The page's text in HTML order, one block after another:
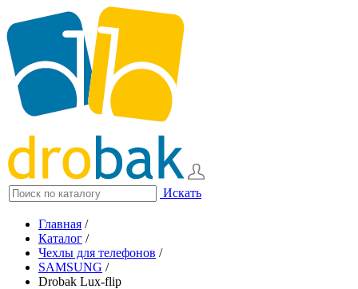
Искать
Главная /
Каталог /
Чехлы для телефонов /
SAMSUNG /
Drobak Lux-flip